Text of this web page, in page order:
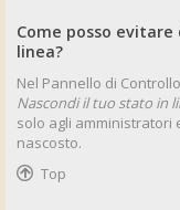
Come posso
linea?
Nel Pannello di
Nascondi il tuo stato in
solo agli amministratori
nascosto.
Top